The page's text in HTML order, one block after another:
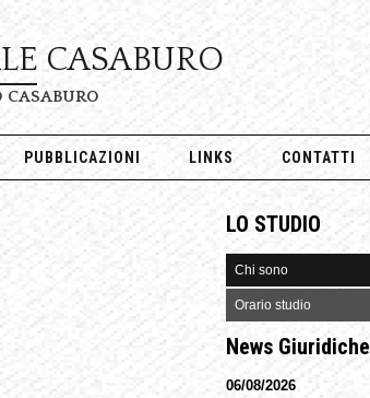
CASABURO
CASABURO
PUBBLICAZIONI LINKS CONTATTI
LO STUDIO
Chi sono
Orario studio
News Giuridiche
06/08/2026